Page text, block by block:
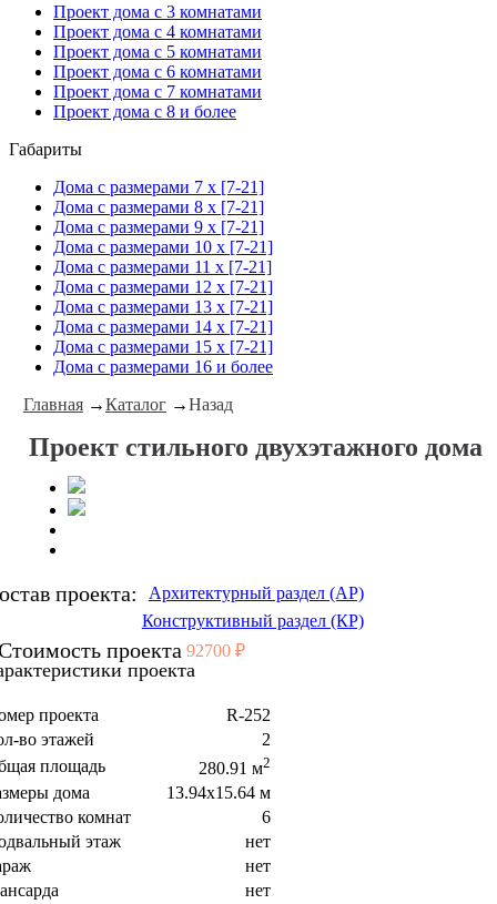
Проект дома с 3 комнатами
Проект дома с 4 комнатами
Проект дома с 5 комнатами
Проект дома с 6 комнатами
Проект дома с 7 комнатами
Проект дома с 8 и более
Габариты
Дома с размерами 7 x [7-21]
Дома с размерами 8 x [7-21]
Дома с размерами 9 x [7-21]
Дома с размерами 10 x [7-21]
Дома с размерами 11 x [7-21]
Дома с размерами 12 x [7-21]
Дома с размерами 13 x [7-21]
Дома с размерами 14 x [7-21]
Дома с размерами 15 x [7-21]
Дома с размерами 16 и более
Главная→Каталог→Назад
Проект стильного двухэтажного дома
проекта:
Архитектурный раздел (АР)
Конструктивный раздел (КР)
проекта 92700 ₽
проекта
проекта
R-252
во этажей
2
площадь
280.91 м2
дома
13.94x15.64 м
комнат
6
этаж
нет
нет
нет